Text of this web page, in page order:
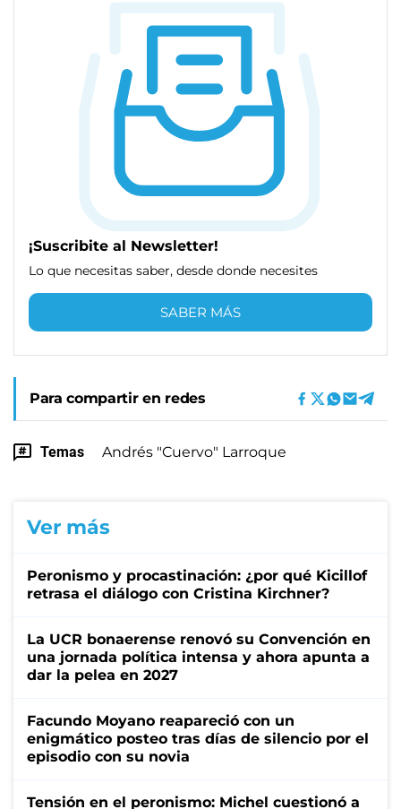
¡Suscribite al Newsletter!
Lo que necesitas saber, desde donde necesites
SABER MÁS
Para compartir en redes
Temas Andrés "Cuervo" Larroque
Ver más
Peronismo y procastinación: ¿por qué Kicillof
retrasa el diálogo con Cristina Kirchner?
La UCR bonaerense renovó su Convención en
una jornada política intensa y ahora apunta a
dar la pelea en 2027
Facundo Moyano reapareció con un
enigmático posteo tras días de silencio por el
episodio con su novia
Tensión en el peronismo: Michel cuestionó a